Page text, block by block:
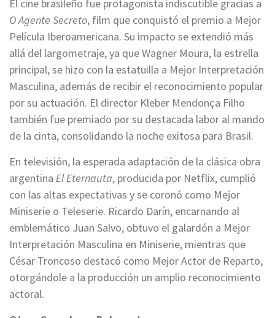
El cine brasileño fue protagonista indiscutible gracias a
O Agente Secreto, film que conquistó el premio a Mejor
Película Iberoamericana. Su impacto se extendió más
allá del largometraje, ya que Wagner Moura, la estrella
principal, se hizo con la estatuilla a Mejor Interpretación
Masculina, además de recibir el reconocimiento popular
por su actuación. El director Kleber Mendonça Filho
también fue premiado por su destacada labor al mando
de la cinta, consolidando la noche exitosa para Brasil.
En televisión, la esperada adaptación de la clásica obra
argentina El Eternauta, producida por Netflix, cumplió
con las altas expectativas y se coronó como Mejor
Miniserie o Teleserie. Ricardo Darín, encarnando al
emblemático Juan Salvo, obtuvo el galardón a Mejor
Interpretación Masculina en Miniserie, mientras que
César Troncoso destacó como Mejor Actor de Reparto,
otorgándole a la producción un amplio reconocimiento
actoral.